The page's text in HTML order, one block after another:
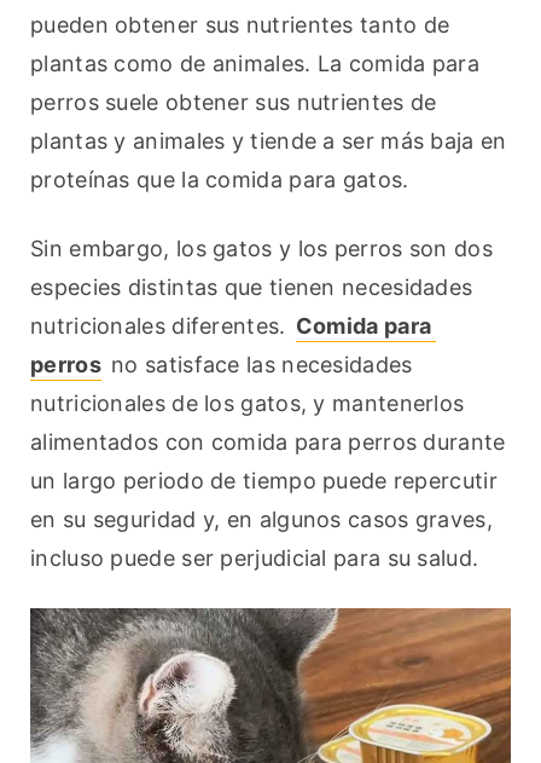
pueden obtener sus nutrientes tanto de
plantas como de animales. La comida para
perros suele obtener sus nutrientes de
plantas y animales y tiende a ser más baja en
proteínas que la comida para gatos.
Sin embargo, los gatos y los perros son dos
especies distintas que tienen necesidades
nutricionales diferentes. Comida para
perros no satisface las necesidades
nutricionales de los gatos, y mantenerlos
alimentados con comida para perros durante
un largo periodo de tiempo puede repercutir
en su seguridad y, en algunos casos graves,
incluso puede ser perjudicial para su salud.